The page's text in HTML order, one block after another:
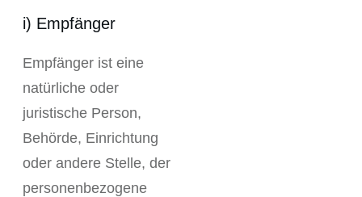
i) Empfänger
Empfänger ist eine
natürliche oder
juristische Person,
Behörde, Einrichtung
oder andere Stelle, der
personenbezogene